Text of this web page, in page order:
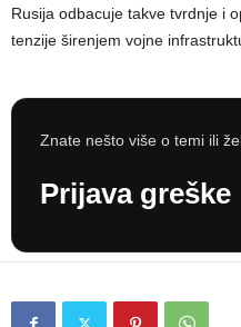
Rusija odbacuje takve tvrdnje i
tenzije širenjem vojne
Znate nešto više o temi ili
Prijava greške